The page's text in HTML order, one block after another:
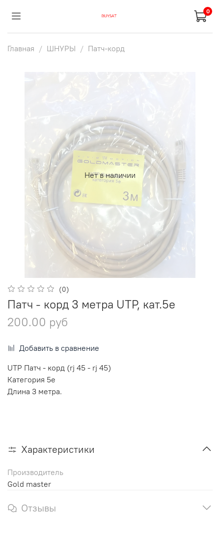
0
Главная ШНУРЫ Патч-корд
Нет в наличии
(0)
Патч - корд 3 метра UTP, кат.5е
200.00 руб
Добавить в сравнение
UTP Патч - корд (rj 45 - rj 45)
Категория 5е
Длина 3 метра.
Характеристики
Производитель
Gold master
Отзывы